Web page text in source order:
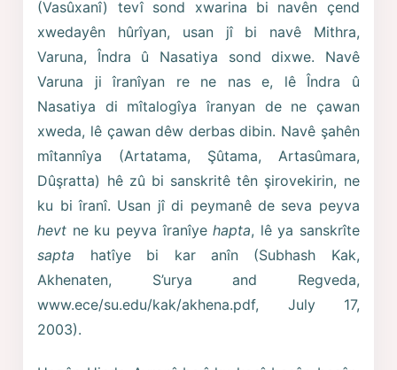
(Vasûxanî) tevî sond xwarina bi navên çend
xwedayên hûrîyan, usan jî bi navê Mithra,
Varuna, Îndra û Nasatiya sond dixwe. Navê
Varuna ji îranîyan re ne nas e, lê Îndra û
Nasatiya di mîtalogîya îranyan de ne çawan
xweda, lê çawan dêw derbas dibin. Navê şahên
mîtannîya (Artatama, Şûtama, Artasûmara,
Dûşratta) hê zû bi sanskritê tên şirovekirin, ne
ku bi îranî. Usan jî di peymanê de seva peyva
hevt ne ku peyva îranîyehapta, lê ya sanskrîte
sapta hatîye bi kar anîn (Subhash Kak,
Akhenaten, S’urya and Regveda,
www.ece/su.edu/kak/akhena.pdf, July 17,
2003).